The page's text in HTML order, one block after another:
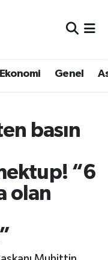
Ekonomi Genel
basın
“6
olan